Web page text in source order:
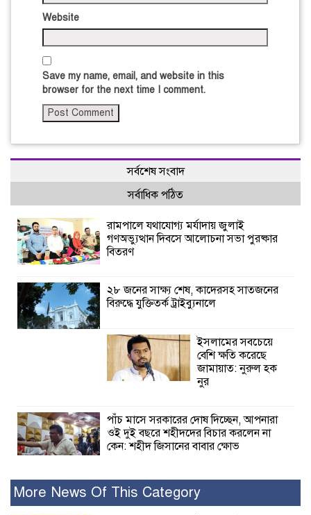
Website
Save my name, email, and website in this
browser for the next time I comment.
সর্বশেষ সংবাদ
সর্বাধিক পঠিত
রামপালে যথাযোগ্য মর্যাদায় জুলাই
গণঅভ্যুত্থান দিবসে আলোচনা সভা পুরষ্কার
বিতরণ
২৮ জনের সাক্ষ্য শেষ, কাদেরসহ সাতজনের
বিরুদ্ধে যুক্তিতর্ক ট্রাইব্যুনালে
ইসলামের সবচেয়ে
বেশি ক্ষতি করেছে
জামায়াত: নুরুল হক
নুর
পাঁচ মাসে সরকারের দোষ দিচ্ছেন, আপনারা
ওই দুই বছরে শহীদদের বিচার করলেন না
কেন: শহীদ জিসানের বাবার ক্ষোভ
কালিগঞ্জে নিখোঁজ জেলের মরদেহ অবশেষে
মিলল ইছামতী নদীতে
More News Of This Category